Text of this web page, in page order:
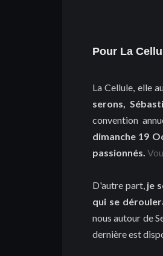
Pour La
La Cellule, elle
serons,
convention
dimanche 19
passionnés.
D'autre part, je
qui se
nous autour de
dernière est